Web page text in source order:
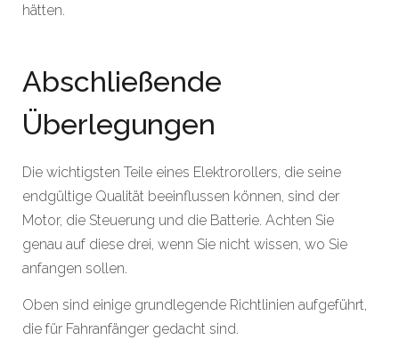
hätten.
Abschließende
Überlegungen
Die wichtigsten Teile eines Elektrorollers, die seine
endgültige Qualität beeinflussen können, sind der
Motor, die Steuerung und die Batterie. Achten Sie
genau auf diese drei, wenn Sie nicht wissen, wo Sie
anfangen sollen.
Oben sind einige grundlegende Richtlinien aufgeführt,
die für Fahranfänger gedacht sind.